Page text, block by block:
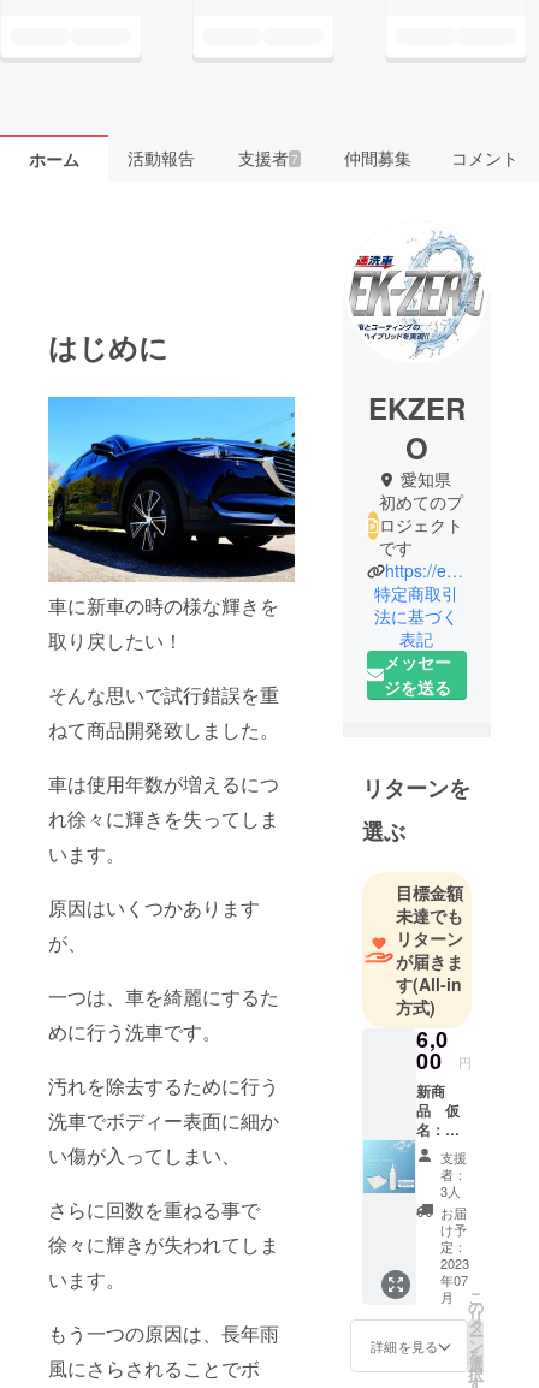
ホーム 活動報告 支援者7 仲間募集 コメント
はじめに
車に新車の時の様な輝きを
取り戻したい！
そんな思いで試行錯誤を重
ねて商品開発致しました。
車は使用年数が増えるにつ
れ徐々に輝きを失ってしま
います。
原因はいくつかあります
が、
一つは、車を綺麗にするた
めに行う洗車です。
汚れを除去するために行う
洗車でボディー表面に細か
い傷が入ってしまい、
さらに回数を重ねる事で
徐々に輝きが失われてしま
います。
もう一つの原因は、長年雨
風にさらされることでボ
EKZER
O
愛知県
初めてのプ
ロジェクト
です
https://ek-zero.com/
特定商取引
法に基づく
表記
メッセー
ジを送る
リターンを
選ぶ
目標金額
未達でも
リターン
が届きま
す(All-in
方式)
6,0
00 円
新商
品 仮
名：水
垢落と
し 150
ｍｌ
セット
定価
4,500円
（予
定）
EK-
ZERO
エア
ゾー
ル ク
支援
者：
3人
お届
け予
定：
2023
年07
月
詳細を見る
こ
の
リ
タ
ー
ン
を
選
択